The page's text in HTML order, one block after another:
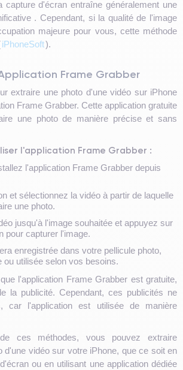
capture d'écran entraîne généralement une
. Cependant, si la qualité de l'image
majeure pour vous, cette méthode
iPhoneSoft).
Frame Grabber
extraire une photo d'une vidéo sur iPhone
Frame Grabber. Cette application gratuite
une photo de manière précise et sans
l'application Frame Grabber :
l'application Frame Grabber depuis
et sélectionnez la vidéo à partir de laquelle
une photo.
jusqu'à l'image souhaitée et appuyez sur
pour capturer l'image.
enregistrée dans votre pellicule photo,
ou utilisée selon vos besoins.
l'application Frame Grabber est gratuite,
la publicité. Cependant, ces publicités ne
car l'application est utilisée de manière
ces méthodes, vous pouvez extraire
d'une vidéo sur votre iPhone, que ce soit en
ou en utilisant une application dédiée